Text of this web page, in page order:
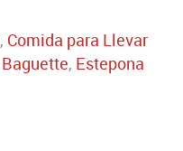
, Comida para Llevar
Baguette, Estepona